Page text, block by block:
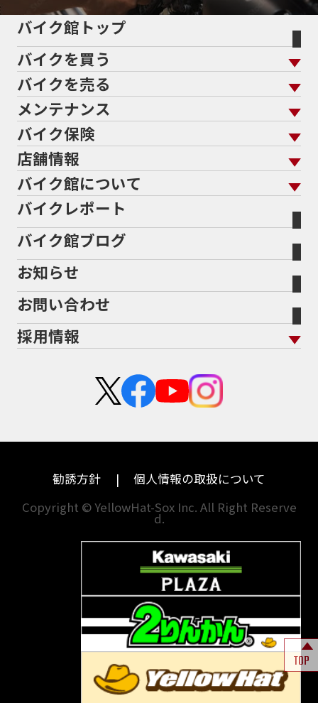
バイク館トップ
バイクを買う
バイクを買う トップ
バイクを探す
メーカーから探す
色から探す
スタイルから探す
排気量から探す
地域から探す
走行距離から探す
中古車から探す
バイクを売る
バイクを売る トップ
バイク館買取の強み
バイクを高く売るコツ
バイク買取の流れ
全国展開の強み
よくあるご質問
バイク買取強化車両
メーカー別買取相場・
ヤマハ
ホンダ
スズキ
ハーレーダビッドソン
ドゥカティ
トライアンフ
アプリリア
KTM
モトグッツイ
MVアグスタ
他海外ﾒｰｶｰ
メンテナンス
メンテナンス トップ
バイク点検
バイク車検
Bikeep
プロテクションフィルム
バイク保険
バイク保険 トップ
自賠責保険
任意保険
バイク保険無料見積り（現在未加入の方）
バイク保険無料見積り（他社でご加入の方）
盗難保険
店舗情報
店舗情報 トップ
北海道
宮城
福島
茨城
栃木
兵庫
福岡
長崎
熊本
バイク館について
バイク館について トップ
バイク館が選ばれる理由
会社概要
沿革
二輪公正取引協議会加盟店
バイクレポート
バイク館ブログ
お知らせ
お問い合わせ
採用情報
中途採用・アルバイト
TOP
勧誘方針
個人情報の取扱について
Copyright © YellowHat-Sox Inc. All Right Reserve
d.